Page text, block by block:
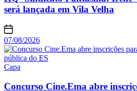
será lançada em Vila Velha
07/08/2026
Capa
Concurso Cine.Ema abre